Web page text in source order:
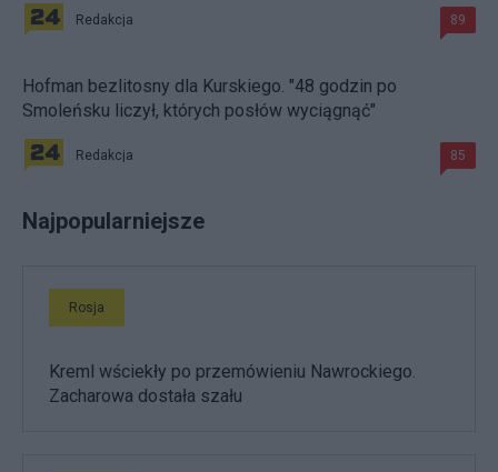
Redakcja 89
Hofman bezlitosny dla Kurskiego. "48 godzin po
Smoleńsku liczył, których posłów wyciągnąć"
Redakcja 85
Najpopularniejsze
Rosja
Kreml wściekły po przemówieniu Nawrockiego.
Zacharowa dostała szału